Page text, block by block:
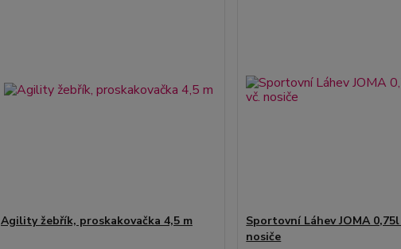
Agility žebřík, proskakovačka 4,5 m
Sportovní Láhev JOMA 0,75l
nosiče